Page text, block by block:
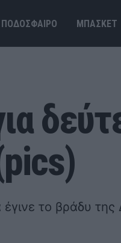
ΠΟΔΟΣΦΑΙΡΟ ΜΠΑΣΚΕΤ
το βράδυ